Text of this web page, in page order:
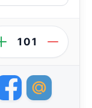
101